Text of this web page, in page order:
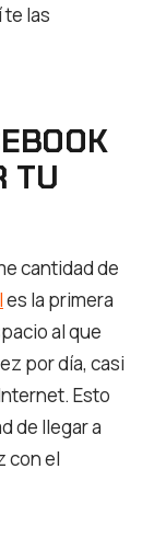
las
TU
cantidad de
es la primera
al que
por día, casi
Esto
de llegar a
con el